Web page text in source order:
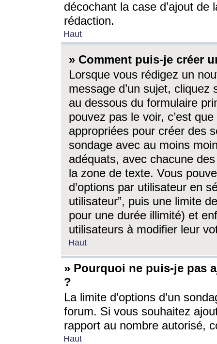
décochant la case d’ajout
rédaction.
Haut
» Comment puis-je créer
Lorsque vous rédigez un
message d’un sujet, cliquez
au dessous du formulaire
pouvez pas le voir, c’est
appropriées pour créer des
sondage avec au moins
adéquats, avec chacune
la zone de texte. Vous
d’options par utilisateur en
utilisateur”, puis une limite
pour une durée illimité) et
utilisateurs à modifier leur
Haut
» Pourquoi ne puis-je pas
?
La limite d’options d’un
forum. Si vous souhaitez
rapport au nombre autorisé,
Haut